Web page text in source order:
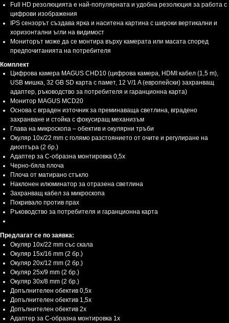
Full HD резолюцията е най-популярната и удобна резолюция за работа с
цифрови изображения
IPS сензорът създава ярка и наситена картина с широки вертикални и
хоризонтални ъгли на видимост
Мониторът може да се монтира върху камерата или масата според
предпочитанията на потребителя
Комплект
Цифрова камера MAGUS CHD10 (цифрова камера, HDMI кабел (1,5 m),
USB мишка, 32 GB SD карта с памет, 12 V/1 A (европейски) захранващ
адаптер, ръководство за потребителя и гаранционна карта)
Монитор MAGUS MCD20
Основа с вграден източник за преминаваща светлина, вградено
захранване и стойка с фокусиращ механизъм
Глава на микроскопа – обектив и окулярни тръби
Окуляр 10х/22 mm с голямо разстоянието от очите и регулиране на
диоптъра (2 бр.)
Адаптер за C-образна монтировка 0,5x
Черно-бяла плоча
Плоча от матирано стъкло
Наклонен илюминатор за отразена светлина
Захранващ кабел за микроскопа
Покривало против прах
Ръководство за потребителя и гаранционна карта
Предлагат се по заявка:
Окуляр 10x/22 mm със скала
Окуляр 15x/16 mm (2 бр.)
Окуляр 20x/12 mm (2 бр.)
Окуляр 25x/9 mm (2 бр.)
Окуляр 30x/8 mm (2 бр.)
Допълнителен обектив 0,5x
Допълнителен обектив 1,5x
Допълнителен обектив 2x
Адаптер за C-образна монтировка 1x